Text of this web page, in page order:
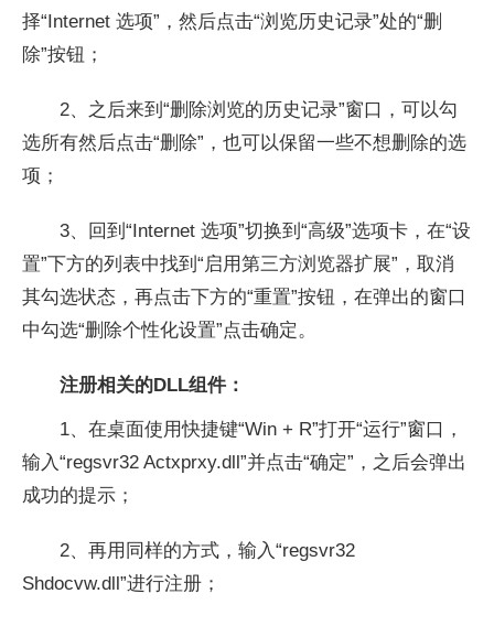
择“Internet 选项”，然后点击“浏览历史记录”处的“删
除”按钮；
2、之后来到“删除浏览的历史记录”窗口，可以勾
选所有然后点击“删除”，也可以保留一些不想删除的选
项；
3、回到“Internet 选项”切换到“高级”选项卡，在“设
置”下方的列表中找到“ 启用第三方浏览器扩展”，取消
其勾选状态，再点击下方的“重置”按钮，在弹出的窗口
中勾选“删除个性化设置”点击确定。
注册相关的DLL组件：
1、在桌面使用快捷键“Win + R”打开“运行”窗口，
输入“regsvr32 Actxprxy.dll”并点击“确定”，之后会弹出
成功的提示；
2、再用同样的方式，输入“regsvr32
Shdocvw.dll”进行注册；